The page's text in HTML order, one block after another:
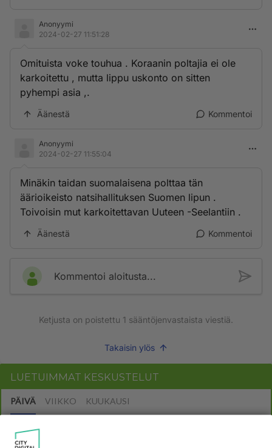
Anonyymi
2024-02-27 11:51:28
Omituista voke touhua . Koraanin poltajia ei ole
karkoitettu , mutta lippu uskonto on sitten
pyhempi asia ,.
Äänestä Kommentoi
Anonyymi
2024-02-27 11:55:04
Minäkin taidan suomalaisena polttaa tän
äärioikeisto natsihallituksen Suomen lipun .
Toivoisin mut karkoitettavan Uuteen -Seelantiin .
Äänestä Kommentoi
Kommentoi aloitusta...
Ketjusta on poistettu 1 sääntöjenvastaista viestiä.
Takaisin ylös
LUETUIMMAT KESKUSTELUT
PÄIVÄ VIIKKO KUUKAUSI
Martinan bisneksillä ei mene hyvin